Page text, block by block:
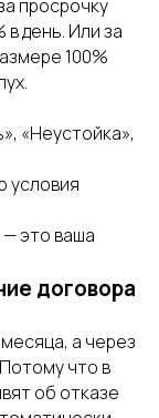
просрочку
в день. Или за
100%
«Неустойка»,
условия
это ваша
договора
а через
что в
об отказе